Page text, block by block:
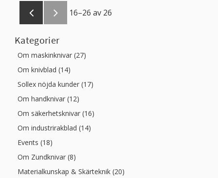
16–26 av 26
Kategorier
Om maskinknivar (27)
Om knivblad (14)
Sollex nöjda kunder (17)
Om handknivar (12)
Om säkerhetsknivar (16)
Om industrirakblad (14)
Events (18)
Om Zundknivar (8)
Materialkunskap & Skärteknik (20)